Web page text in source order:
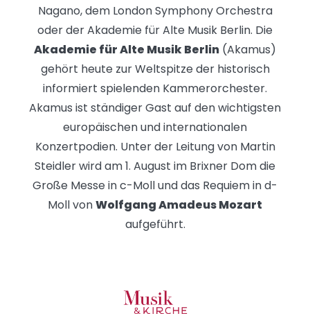
Nagano, dem London Symphony Orchestra
oder der Akademie für Alte Musik Berlin. Die
Akademie für Alte Musik Berlin (Akamus)
gehört heute zur Weltspitze der historisch
informiert spielenden Kammerorchester.
Akamus ist ständiger Gast auf den wichtigsten
europäischen und internationalen
Konzertpodien. Unter der Leitung von Martin
Steidler wird am 1. August im Brixner Dom die
Große Messe in c-Moll und das Requiem in d-
Moll vonWolfgang Amadeus Mozart
aufgeführt.